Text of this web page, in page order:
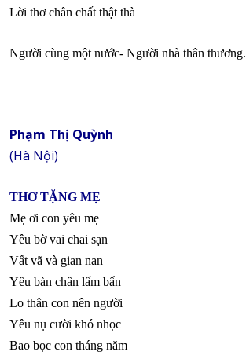
Lời thơ chân chất thật thà
Người cùng một nước- Người nhà thân thương.
Phạm Thị Quỳnh
(Hà Nội)
THƠ TẶNG MẸ
Mẹ ơi con yêu mẹ
Yêu bờ vai chai sạn
Vất vã và gian nan
Yêu bàn chân lấm bẩn
Lo thân con nên người
Yêu nụ cười khó nhọc
Bao bọc con tháng năm